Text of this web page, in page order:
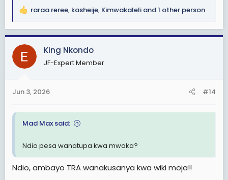
R
a
c
i
s
raraa reree, kasheije, Kimwakaleli and 1 other person
King Nkondo
JF-Expert Member
Jun 3, 2026 #14
Mad Max said:
Ndio pesa wanatupa kwa mwaka?
Ndio, ambayo TRA wanakusanya kwa wiki moja!!